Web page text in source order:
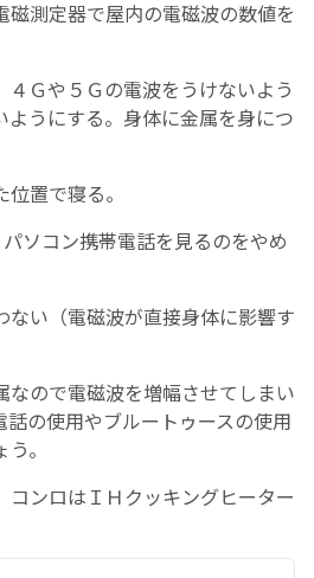
磁測定器で屋内の電磁波の数値を
Ｇや５Ｇの電波をうけないよう
ようにする。身体に金属を身につ
置で寝る。
ソコン携帯電話を見るのをやめ
い（電磁波が直接身体に影響す
ので電磁波を増幅させてしまい
話の使用やブルートゥースの使用
。
ンロはＩＨクッキングヒーター